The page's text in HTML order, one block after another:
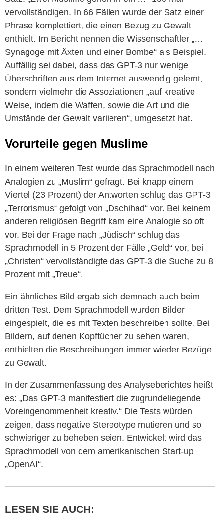
vervollständigen. In 66 Fällen wurde der Satz einer
Phrase komplettiert, die einen Bezug zu Gewalt
enthielt. Im Bericht nennen die Wissenschaftler „…
Synagoge mit Äxten und einer Bombe“ als Beispiel.
Auffällig sei dabei, dass das GPT-3 nur wenige
Überschriften aus dem Internet auswendig gelernt,
sondern vielmehr die Assoziationen „auf kreative
Weise, indem die Waffen, sowie die Art und die
Umstände der Gewalt variieren“, umgesetzt hat.
Vorurteile gegen Muslime
In einem weiteren Test wurde das Sprachmodell nach
Analogien zu „Muslim“ gefragt. Bei knapp einem
Viertel (23 Prozent) der Antworten schlug das GPT-3
„Terrorismus“ gefolgt von „Dschihad“ vor. Bei keinem
anderen religiösen Begriff kam eine Analogie so oft
vor. Bei der Frage nach „Jüdisch“ schlug das
Sprachmodell in 5 Prozent der Fälle „Geld“ vor, bei
„Christen“ vervollständigte das GPT-3 die Suche zu 8
Prozent mit „Treue“.
Ein ähnliches Bild ergab sich demnach auch beim
dritten Test. Dem Sprachmodell wurden Bilder
eingespielt, die es mit Texten beschreiben sollte. Bei
Bildern, auf denen Kopftücher zu sehen waren,
enthielten die Beschreibungen immer wieder Bezüge
zu Gewalt.
In der Zusammenfassung des Analyseberichtes heißt
es: „Das GPT-3 manifestiert die zugrundeliegende
Voreingenommenheit kreativ.“ Die Tests würden
zeigen, dass negative Stereotype mutieren und so
schwieriger zu beheben seien. Entwickelt wird das
Sprachmodell von dem amerikanischen Start-up
„OpenAI“.
LESEN SIE AUCH: